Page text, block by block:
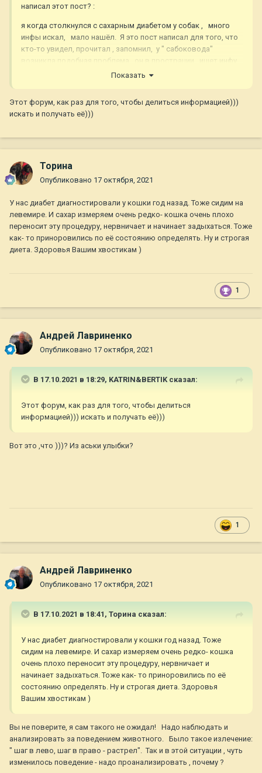
написал этот пост? :
я когда столкнулся с сахарным диабетом у собак , много
инфы искал, мало нашёл. Я это пост написал для того, что
кто-то увидел, прочитал , запомнил, у " сабоковода"
возникла подобная проблема , он в прострации , ищет инфу,
а вдруг кто-то вспомнит и обо мне? И подскажет. Может
Показать
Этот форум, как раз для того, чтобы делиться информацией)))
искать и получать её)))
Торина
Опубликовано 17 октября, 2021
У нас диабет диагностировали у кошки год назад. Тоже сидим на
левемире. И сахар измеряем очень редко- кошка очень плохо
переносит эту процедуру, нервничает и начинает задыхаться. Тоже
как- то приноровились по её состоянию определять. Ну и строгая
диета. Здоровья Вашим хвостикам )
1
Андрей Лавриненко
Опубликовано 17 октября, 2021
В 17.10.2021 в 18:29, KATRIN&BERTIKсказал:
Этот форум, как раз для того, чтобы делиться
информацией))) искать и получать её)))
Вот это ,что )))? Из аськи улыбки?
1
Андрей Лавриненко
Опубликовано 17 октября, 2021
В 17.10.2021 в 18:41, Торина сказал:
У нас диабет диагностировали у кошки год назад. Тоже
сидим на левемире. И сахар измеряем очень редко- кошка
очень плохо переносит эту процедуру, нервничает и
начинает задыхаться. Тоже как- то приноровились по её
состоянию определять. Ну и строгая диета. Здоровья
Вашим хвостикам )
Вы не поверите, я сам такого не ожидал! Надо наблюдать и
анализировать за поведением животного. Было такое излечение:
" шаг в лево, шаг в право - растрел". Так и в этой ситуации , чуть
изменилось поведение - надо проанализировать , почему ?